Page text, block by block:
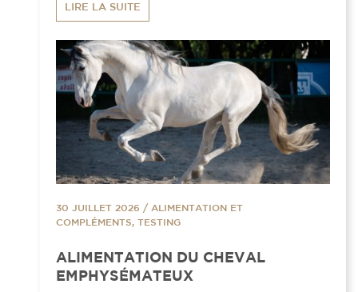
LIRE LA SUITE
30 JUILLET 2026 / ALIMENTATION ET
COMPLÉMENTS, TESTING
ALIMENTATION DU CHEVAL
EMPHYSÉMATEUX